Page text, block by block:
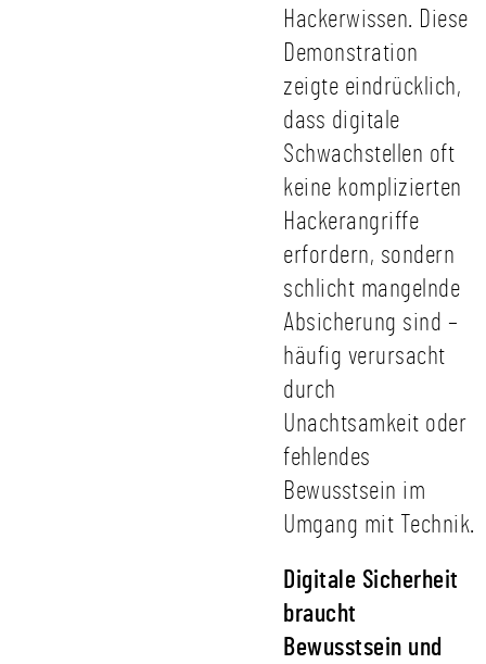
Hackerwissen. Diese
Demonstration
zeigte eindrücklich,
dass digitale
Schwachstellen oft
keine komplizierten
Hackerangriffe
erfordern, sondern
schlicht mangelnde
Absicherung sind –
häufig verursacht
durch
Unachtsamkeit oder
fehlendes
Bewusstsein im
Umgang mit Technik.
Digitale Sicherheit
braucht
Bewusstsein und